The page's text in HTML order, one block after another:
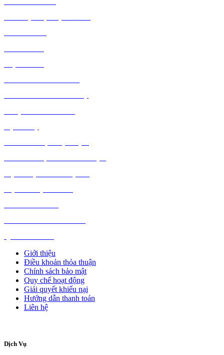
Giới thiệu
Điều khoản thỏa thuận
Chính sách bảo mật
Quy chế hoạt động
Giải quyết khiếu nại
Hướng dẫn thanh toán
Liên hệ
Dịch Vụ